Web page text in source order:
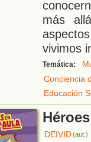
más
vivimos
Temática:
Conciencia
Educación
DEIVID(aut.)